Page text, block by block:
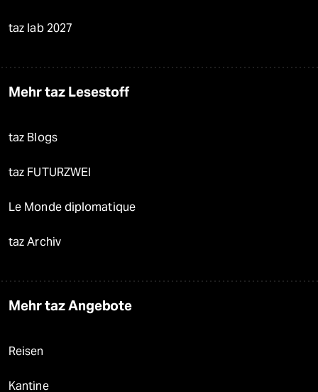
taz lab 2027
Mehr taz Lesestoff
taz Blogs
taz FUTURZWEI
Le Monde diplomatique
taz Archiv
Mehr taz Angebote
Reisen
Kantine